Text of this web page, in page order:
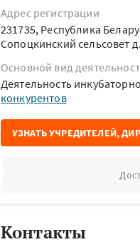
Адрес регистрации
231735, Республика
Сопоцкинский
Основной вид
Деятельность
конкурентов
УЗНАТЬ УЧРЕДИТЕЛЕЙ,
Контакты